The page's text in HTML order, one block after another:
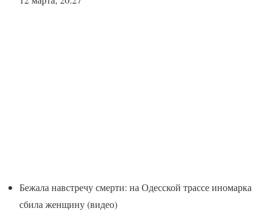
Бежала навстречу смерти: на Одесской трассе иномарка
сбила женщину (видео)